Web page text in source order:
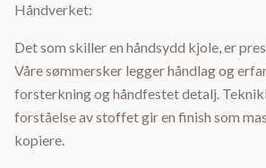
Håndverket:
Det som skiller en håndsydd kjole, er
Våre sømmersker legger håndlag og
forsterkning og håndfestet detalj.
forståelse av stoffet gir en finish som
kopiere.